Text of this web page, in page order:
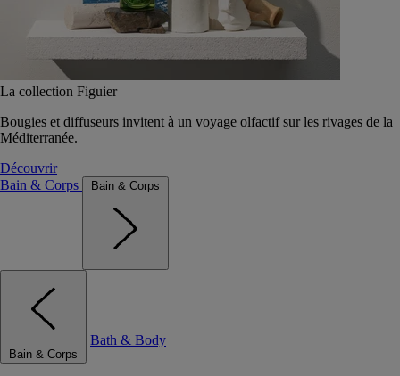
La collection Figuier
Bougies et diffuseurs invitent à un voyage olfactif sur les rivages de la
Méditerranée.
Découvrir
Bain & Corps
Bain & Corps
Bain & Corps
Bath & Body